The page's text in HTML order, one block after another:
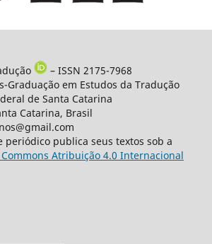
– ISSN 2175-7968
Graduação em Estudos da Tradução
de Santa Catarina
Catarina, Brasil
periódico publica seus textos sob a
Atribuição 4.0 Internacional